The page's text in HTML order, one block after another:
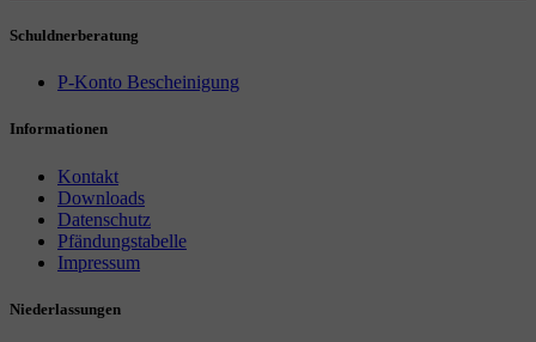
Schuldnerberatung
P-Konto Bescheinigung
Informationen
Kontakt
Downloads
Datenschutz
Pfändungstabelle
Impressum
Niederlassungen